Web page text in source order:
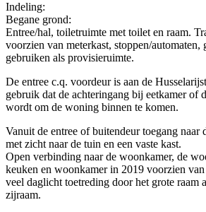
Indeling:
Begane grond:
Entree/hal, toiletruimte met toilet en raam.
voorzien van meterkast, stoppen/automaten,
gebruiken als provisieruimte.
De entree c.q. voordeur is aan de
gebruik dat de achteringang bij eetkamer of
wordt om de woning binnen te komen.
Vanuit de entree of buitendeur toegang naar
met zicht naar de tuin en een vaste kast.
Open verbinding naar de woonkamer, de
keuken en woonkamer in 2019 voorzien
veel daglicht toetreding door het grote raam
zijraam.